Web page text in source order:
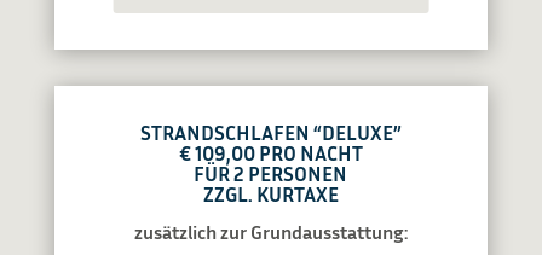
STRANDSCHLAFEN “DELUXE”
€ 109,00PRO NACHT
FÜR 2 PERSONEN
ZZGL. KURTAXE
zusätzlich zur Grundausstattung: